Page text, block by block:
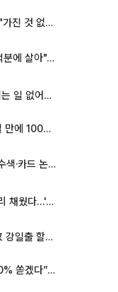
임영웅, 어느덧 데뷔 10주년⋯"가진 것 없던 시절, 내 앞엔 20명의 팬뿐"
'굿 윌 헌팅' 배우 "기아 EV2 덕분에 살아"…교통사고 후 안전성 극찬
李대통령 “청년이 결혼 망설이는 일 없어야...제도상 불이익 조사”
놀란 감독 '오디세이', 개봉 4일 만에 100만 돌파⋯'왕사남' 보다 빠르다
축구협회, 대국민 사과…"압수수색·카드 논란 사죄, 강도 높은 쇄신"
'불명' 문세윤, 故 터틀맨 빈자리 채웠다…'거북이' 눈물의 최종 우승
추미애 "우리 목표는 연대"…故 강일출 할머니 흉상 제막
AT마드리드 ‘7번’ 이강인 “120% 쏟겠다”⋯시메오네 감독 “필요한 선수”